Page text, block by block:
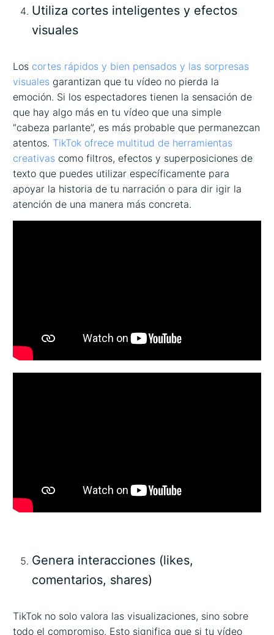
Utiliza cortes inteligentes y efectos
visuales
Los cortes rápidos y bien pensados y las sorpresas
visuales garantizan que tu vídeo no pierda la
emoción. Si los espectadores tienen la sensación de
que hay algo más en tu vídeo que una simple
“cabeza parlante”, es más probable que permanezcan
atentos. TikTok ofrece multitud de herramientas
creativas como filtros, efectos y superposiciones de
texto que puedes utilizar específicamente para
apoyar la historia de tu narración o para dir igir la
atención de una manera más concreta.
Genera interacciones (likes,
comentarios, shares)
TikTok no solo valora las visualizaciones, sino sobre
todo el compromiso. Esto significa que si tu vídeo